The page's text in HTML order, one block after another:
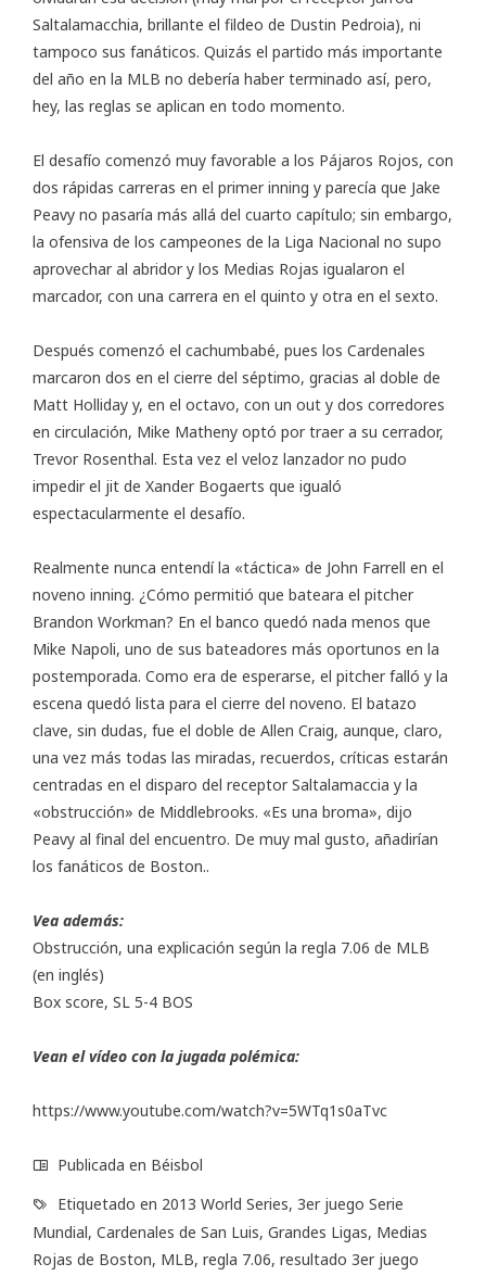
Saltalamacchia, brillante el fildeo de Dustin Pedroia), ni
tampoco sus fanáticos. Quizás el partido más importante
del año en la MLB no debería haber terminado así, pero,
hey, las reglas se aplican en todo momento.
El desafío comenzó muy favorable a los Pájaros Rojos, con
dos rápidas carreras en el primer inning y parecía que Jake
Peavy no pasaría más allá del cuarto capítulo; sin embargo,
la ofensiva de los campeones de la Liga Nacional no supo
aprovechar al abridor y los Medias Rojas igualaron el
marcador, con una carrera en el quinto y otra en el sexto.
Después comenzó el cachumbabé, pues los Cardenales
marcaron dos en el cierre del séptimo, gracias al doble de
Matt Holliday y, en el octavo, con un out y dos corredores
en circulación, Mike Matheny optó por traer a su cerrador,
Trevor Rosenthal. Esta vez el veloz lanzador no pudo
impedir el jit de Xander Bogaerts que igualó
espectacularmente el desafío.
Realmente nunca entendí la «táctica» de John Farrell en el
noveno inning. ¿Cómo permitió que bateara el pitcher
Brandon Workman? En el banco quedó nada menos que
Mike Napoli, uno de sus bateadores más oportunos en la
postemporada. Como era de esperarse, el pitcher falló y la
escena quedó lista para el cierre del noveno. El batazo
clave, sin dudas, fue el doble de Allen Craig, aunque, claro,
una vez más todas las miradas, recuerdos, críticas estarán
centradas en el disparo del receptor Saltalamaccia y la
«obstrucción» de Middlebrooks. «Es una broma», dijo
Peavy al final del encuentro. De muy mal gusto, añadirían
los fanáticos de Boston..
Vea además:
Obstrucción, una explicación según la regla 7.06 de MLB
(en inglés)
Box score, SL 5-4 BOS
Vean el vídeo con la jugada polémica:
https://www.youtube.com/watch?v=5WTq1s0aTvc
Publicada en Béisbol
Etiquetado en 2013 World Series, 3er juego Serie
Mundial, Cardenales de San Luis, Grandes Ligas, Medias
Rojas de Boston, MLB, regla 7.06, resultado 3er juego